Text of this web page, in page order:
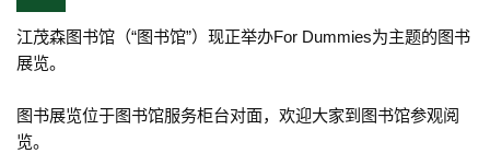
江茂森图书馆（“图书馆”）现正举办For Dummies为主题的图书
展览。
图书展览位于图书馆服务柜台对面，欢迎大家到图书馆参观阅
览。